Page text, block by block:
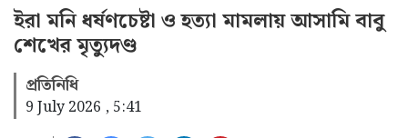
ইরা মনি ধর্ষণচেষ্টা ও হত্যা মামলায় আসামি বাবু
শেখের মৃত্যুদণ্ড
প্রতিনিধি
9 July 2026 , 5:41